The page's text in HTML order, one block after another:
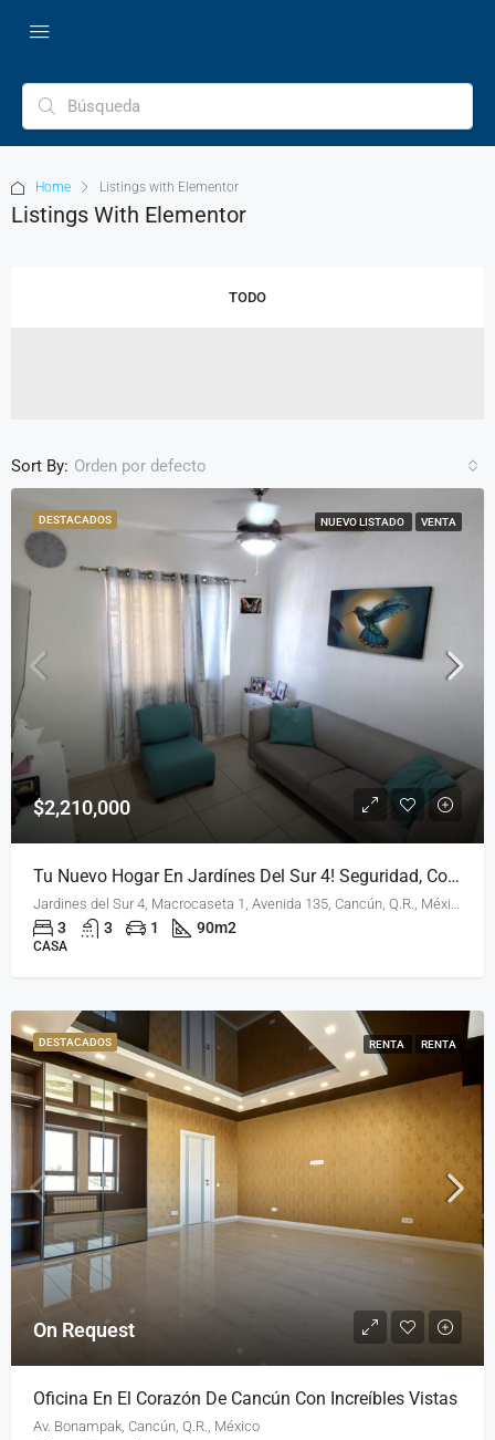
Home Listings with Elementor
Listings With Elementor
TODO
Sort By: Orden por defecto
DESTACADOS NUEVO LISTADO VENTA
$2,210,000
Tu Nuevo Hogar En Jardínes Del Sur 4! Seguridad, Comodidad, Plusvalía
Jardines del Sur 4, Macrocaseta 1, Avenida 135, Cancún, Q.R., México
3 3 1 90m2
CASA
DESTACADOS RENTA RENTA
On Request
Oficina En El Corazón De Cancún Con Increíbles Vistas
Av. Bonampak, Cancún, Q.R., México